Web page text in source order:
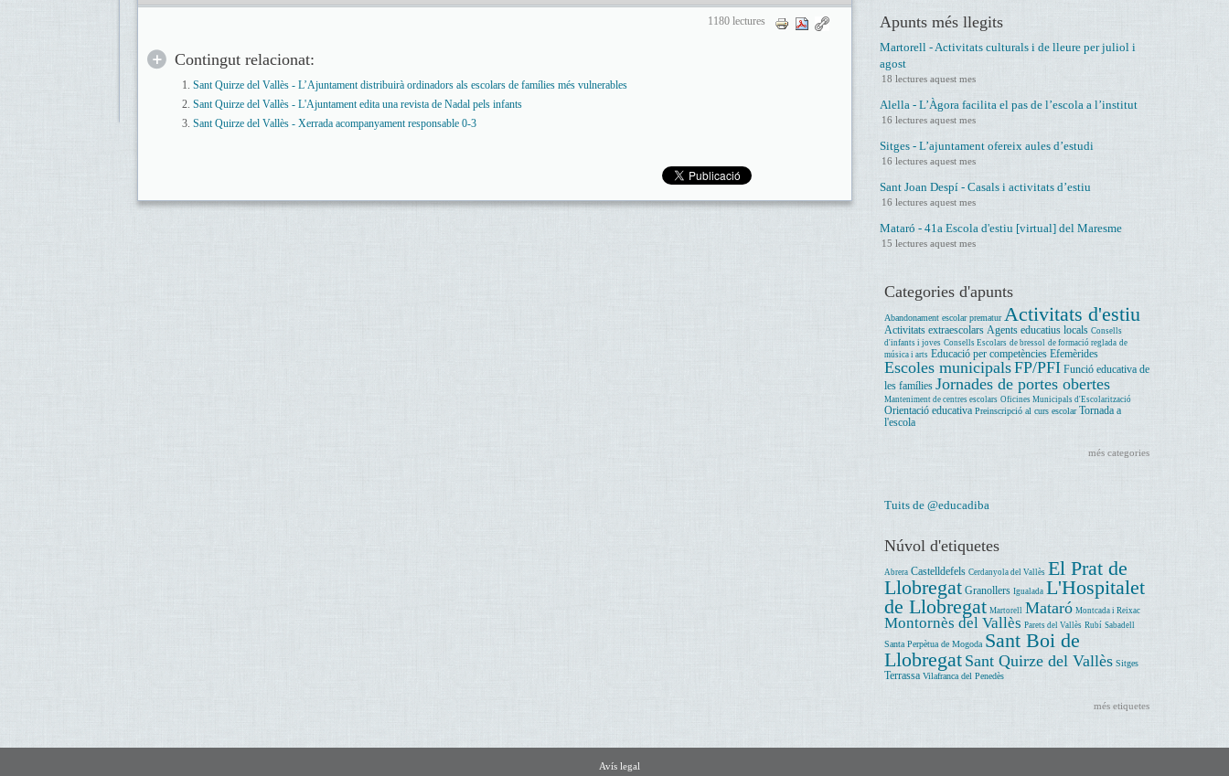
1180 lectures
Contingut relacionat:
Sant Quirze del Vallès - L’Ajuntament distribuirà ordinadors als escolars de famílies més vulnerables
Sant Quirze del Vallès - L'Ajuntament edita una revista de Nadal pels infants
Sant Quirze del Vallès - Xerrada acompanyament responsable 0-3
Apunts més llegits
Martorell - Activitats culturals i de lleure per juliol i
agost
18 lectures aquest mes
Alella - L’Àgora facilita el pas de l’escola a l’institut
16 lectures aquest mes
Sitges - L’ajuntament ofereix aules d’estudi
16 lectures aquest mes
Sant Joan Despí - Casals i activitats d’estiu
16 lectures aquest mes
Mataró - 41a Escola d'estiu [virtual] del Maresme
15 lectures aquest mes
Categories d'apunts
Abandonament escolar prematur Activitats d'estiu
Activitats extraescolars Agents educatius locals Consells
d'infants i joves Consells Escolars de bressol de formació reglada de
música i arts Educació per competències Efemèrides
Escoles municipalsFP/PFI Funció educativa de
les famílies Jornades de portes obertes
Manteniment de centres escolars Oficines Municipals d'Escolarització
Orientació educativa Preinscripció al curs escolar Tornada a
l'escola
més categories
Tuits de @educadiba
Núvol d'etiquetes
Abrera Castelldefels Cerdanyola del Vallès El Prat de
Llobregat Granollers Igualada L'Hospitalet
de Llobregat Martorell Mataró Montcada i Reixac
Montornès del Vallès Parets del Vallès Rubí Sabadell
Santa Perpètua de Mogoda Sant Boi de
Llobregat Sant Quirze del Vallès Sitges
Terrassa Vilafranca del Penedès
més etiquetes
Avís legal